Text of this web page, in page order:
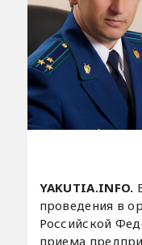
YAKUTIA.INFO.
проведения в
Российской
приема